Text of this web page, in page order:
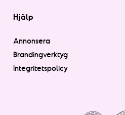
Hjälp
Annonsera
Brandingverktyg
Integritetspolicy